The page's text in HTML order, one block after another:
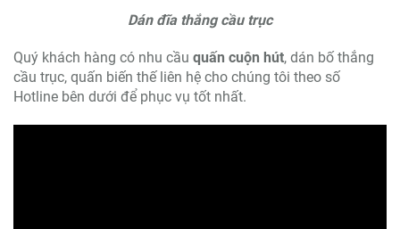
Dán đĩa thắng cầu trục
Quý khách hàng có nhu cầu quấn cuộn hút, dán bố thắng
cầu trục, quấn biến thế liên hệ cho chúng tôi theo số
Hotline bên dưới để phục vụ tốt nhất.